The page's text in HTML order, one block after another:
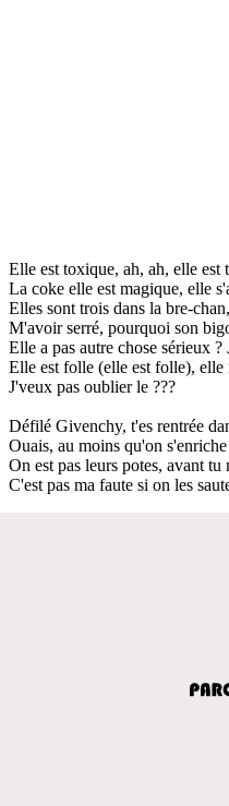
Elle est toxique, ah, ah, elle est
La coke elle est magique, elle
Elles sont trois dans la bre-
M'avoir serré, pourquoi son
Elle a pas autre chose sérieux
Elle est folle (elle est folle),
J'veux pas oublier le ???
Défilé Givenchy, t'es rentrée
Ouais, au moins qu'on
On est pas leurs potes, avant tu
C'est pas ma faute si on les